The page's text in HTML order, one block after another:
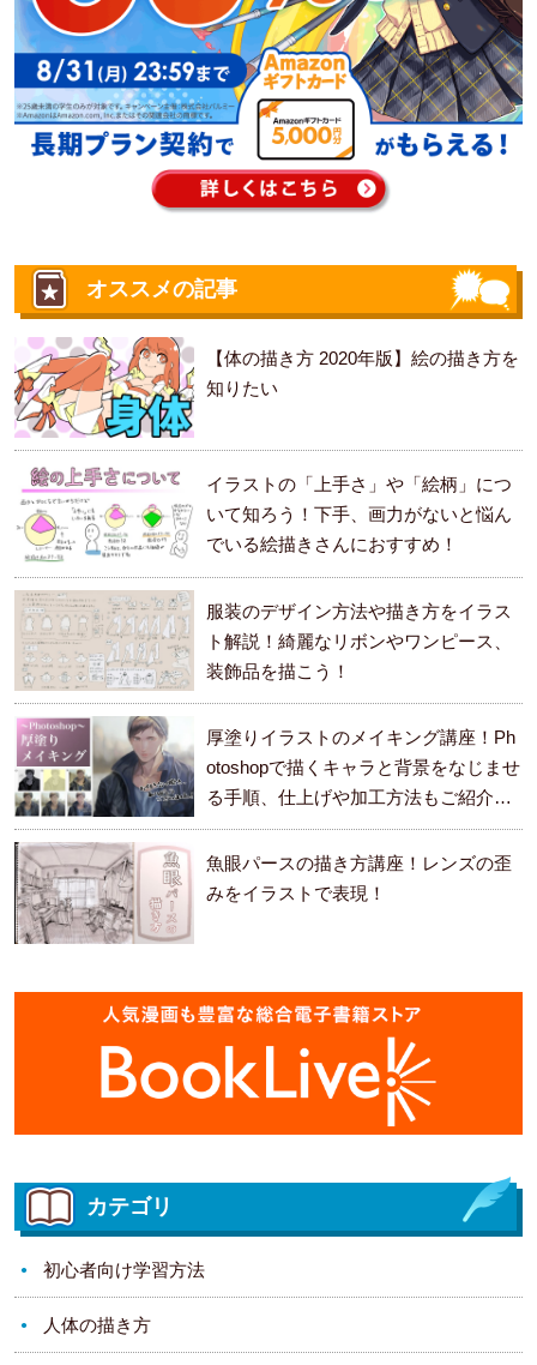
オススメの記事
【体の描き方 2020年版】絵の描き方を
知りたい
イラストの「上手さ」や「絵柄」につ
いて知ろう！下手、画力がないと悩ん
でいる絵描きさんにおすすめ！
服装のデザイン方法や描き方をイラス
ト解説！綺麗なリボンやワンピース、
装飾品を描こう！
厚塗りイラストのメイキング講座！Ph
otoshopで描くキャラと背景をなじませ
る手順、仕上げや加工方法もご紹介し
ます。
魚眼パースの描き方講座！レンズの歪
みをイラストで表現！
カテゴリ
初心者向け学習方法
人体の描き方